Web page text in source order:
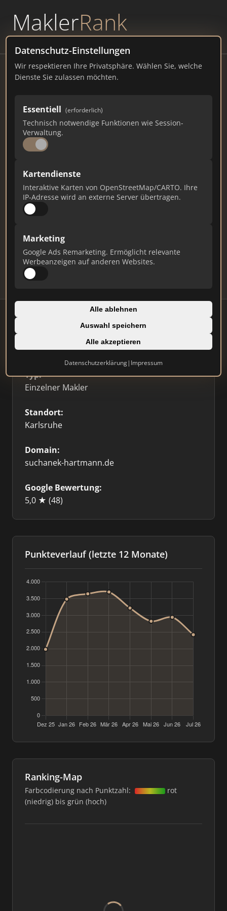
MaklerRank
powered byWAVEPOINT
Datenschutz-Einstellungen
Wir respektieren Ihre Privatsphäre. Wählen Sie, welche
Dienste Sie zulassen möchten.
Essentiell (erforderlich)
Technisch notwendige Funktionen wie Session-
Verwaltung.
Kartendienste
Interaktive Karten von OpenStreetMap/CARTO. Ihre
IP-Adresse wird an externe Server übertragen.
Marketing
Google Ads Remarketing. Ermöglicht relevante
Werbeanzeigen auf anderen Websites.
Alle ablehnen
Auswahl speichern
Alle akzeptieren
Datenschutzerklärung| Impressum
Suchanek und Hartmann
Ludwig-Erhard-Allee 10, 76131 Karlsruhe
suchanek-hartmann.de
2.421
Gesamtpunkte
Ist das Ihr Unternehmen?
Daten und erhalten Sie monatliche Ranking-
Updates.
Profil beanspruchen
⭐ Etabliert
Typ:
Einzelner Makler
Standort:
Karlsruhe
Domain:
suchanek-hartmann.de
Google Bewertung:
5,0 ★ (48)
Punkteverlauf (letzte 12 Monate)
Ranking-Map
Farbcodierung nach Punktzahl:
rot
(niedrig) bis grün (hoch)